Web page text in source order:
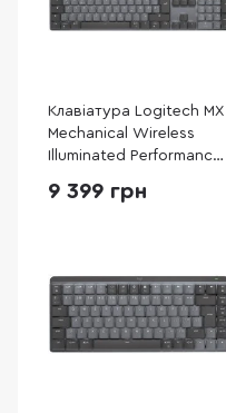
Клавіатура Logitech MX
Mechanical Wireless
Illuminated Performance
(920-010759)
9 399 грн